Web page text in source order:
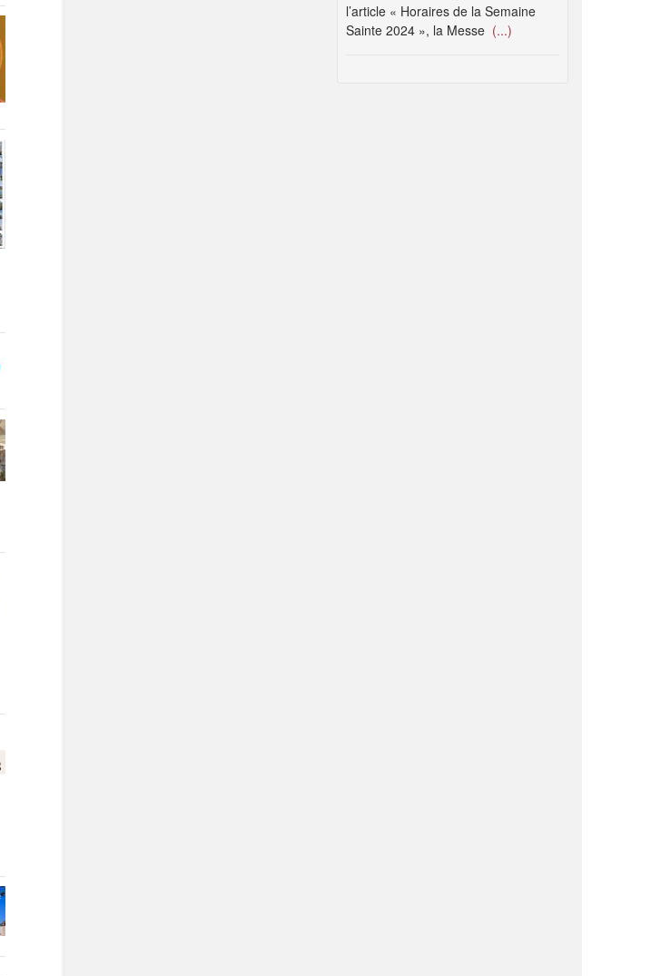
l’article « Horaires de la Semaine
Sainte 2024 », la Messe (...)